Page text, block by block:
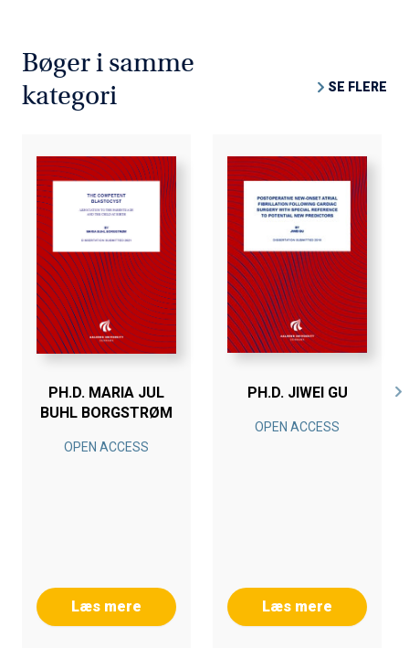
Bøger i samme
kategori
SE FLERE
PH.D. MARIA JUL
BUHL BORGSTRØM
OPEN ACCESS
Læs mere
PH.D. JIWEI GU
OPEN ACCESS
Læs mere